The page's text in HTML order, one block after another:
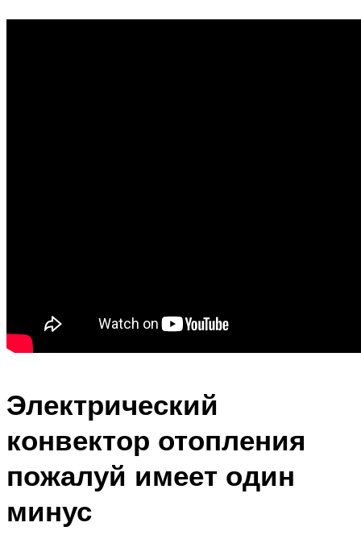
Электрический
конвектор отопления
пожалуй имеет один
минус